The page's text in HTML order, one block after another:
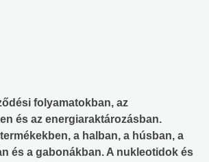
folyamatokban, az
és az energiaraktározásban.
a halban, a húsban, a
és a gabonákban. A nukleotidok és